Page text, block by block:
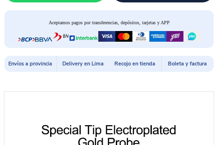
Aceptamos pagos por transferencias, depósitos, tarjetas y APP
Envíos a provincia Delivery en Lima Recojo en tienda Boleta y factura